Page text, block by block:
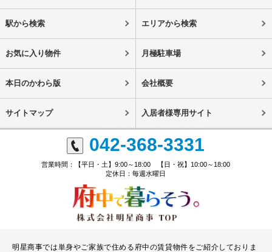
駅から検索 エリアから検索
お気に入り物件 月極駐車場
本日のかわら版 会社概要
サイトマップ 入居者様専用サイト
042-368-3331
営業時間：【平日・土】9:00～18:00 【日・祝】10:00～18:00
定休日：毎週水曜日
明星商事では単身やご家族で住める府中の賃貸物件をご紹介しておりま